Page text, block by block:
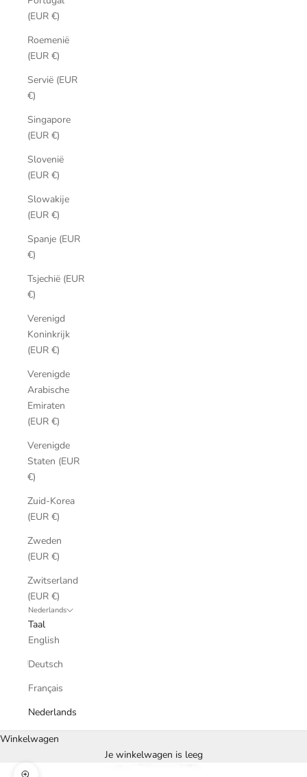
(EUR €)
Roemenië
(EUR €)
Servië (EUR
€)
Singapore
(EUR €)
Slovenië
(EUR €)
Slowakije
(EUR €)
Spanje (EUR
€)
Tsjechië (EUR
€)
Verenigd
Koninkrijk
(EUR €)
Verenigde
Arabische
Emiraten
(EUR €)
Verenigde
Staten (EUR
€)
Zuid-Korea
(EUR €)
Zweden
(EUR €)
Zwitserland
(EUR €)
Nederlands
Taal
English
Deutsch
Français
Nederlands
Winkelwagen
Je winkelwagen is leeg